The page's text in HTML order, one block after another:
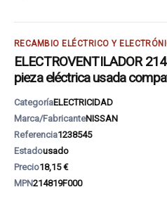
RECAMBIO ELÉCTRICO Y
ELECTROVENTILADOR
pieza eléctrica usada
CategoríaELECTRICIDAD
Marca/FabricanteNISSAN
Referencia1238545
Estadousado
Precio18,15 €
MPN214819F000